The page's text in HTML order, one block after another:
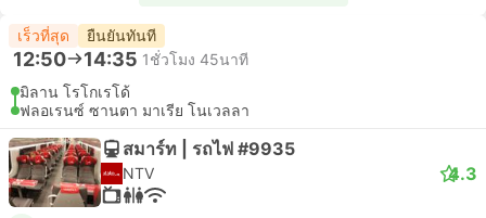
เร็วที่สุด ยืนยันทันที
12:50 14:35 1ชั่วโมง 45นาที
มิลาน โรโกเรโด้
ฟลอเรนซ์ ซานตา มาเรีย โนเวลลา
สมาร์ท | รถไฟ #9935
NTV 4.3